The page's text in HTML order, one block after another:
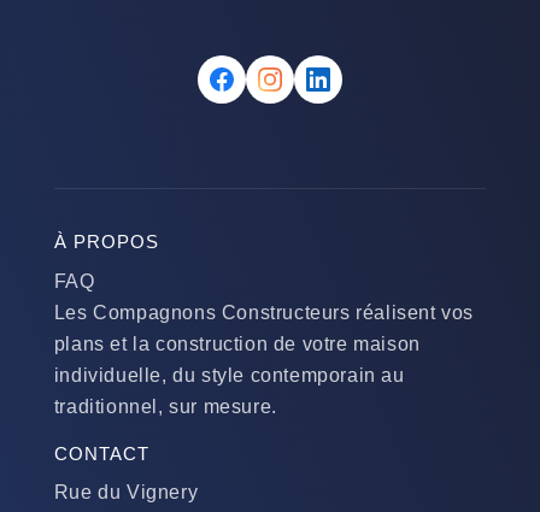
À PROPOS
FAQ
Les Compagnons Constructeurs réalisent vos
plans et la construction de votre maison
individuelle, du style contemporain au
traditionnel, sur mesure.
CONTACT
Rue du Vignery